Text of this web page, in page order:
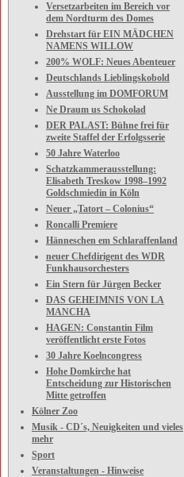
Versetzarbeiten im Bereich vor
dem Nordturm des Domes
Drehstart für EIN MÄDCHEN
NAMENS WILLOW
200% WOLF: Neues Abenteuer
Deutschlands Lieblingskobold
Ausstellung im DOMFORUM
Ne Draum us Schokolad
DER PALAST: Bühne frei für
zweite Staffel der Erfolgsserie
50 Jahre Waterloo
Schatzkammerausstellung:
Elisabeth Treskow 1998–1992
Goldschmiedin in Köln
Neuer „Tatort – Colonius“
Roncalli Premiere
Hänneschen em Schlaraffenland
neuer Chefdirigent des WDR
Funkhausorchesters
Ein Stern für Jürgen Becker
DAS GEHEIMNIS VON LA
MANCHA
HAGEN: Constantin Film
veröffentlicht erste Fotos
30 Jahre Koelncongress
Hohe Domkirche hat
Entscheidung zur Historischen
Mitte getroffen
Kölner Zoo
Musik - CD´s, Neuigkeiten und vieles
mehr
Sport
Veranstaltungen - Hinweise